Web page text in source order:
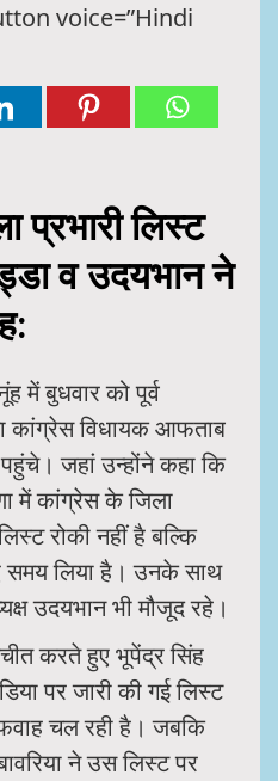
voice=”Hindi
प्रभारी लिस्ट
व उदयभान ने
में बुधवार को पूर्व
कांग्रेस विधायक आफताब
जहां उन्होंने कहा कि
में कांग्रेस के जिला
रोकी नहीं है बल्कि
लिया है। उनके साथ
उदयभान भी मौजूद रहे।
करते हुए भूपेंद्र सिंह
पर जारी की गई लिस्ट
चल रही है। जबकि
ने उस लिस्ट पर